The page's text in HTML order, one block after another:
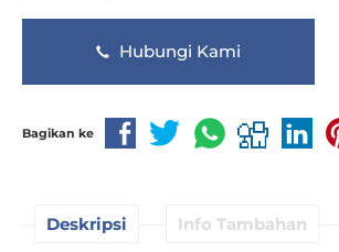
Hubungi Kami
Bagikan ke
Deskripsi Info Tambahan